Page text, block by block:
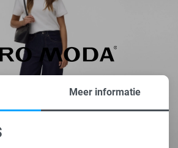
cookies
Meer informatie